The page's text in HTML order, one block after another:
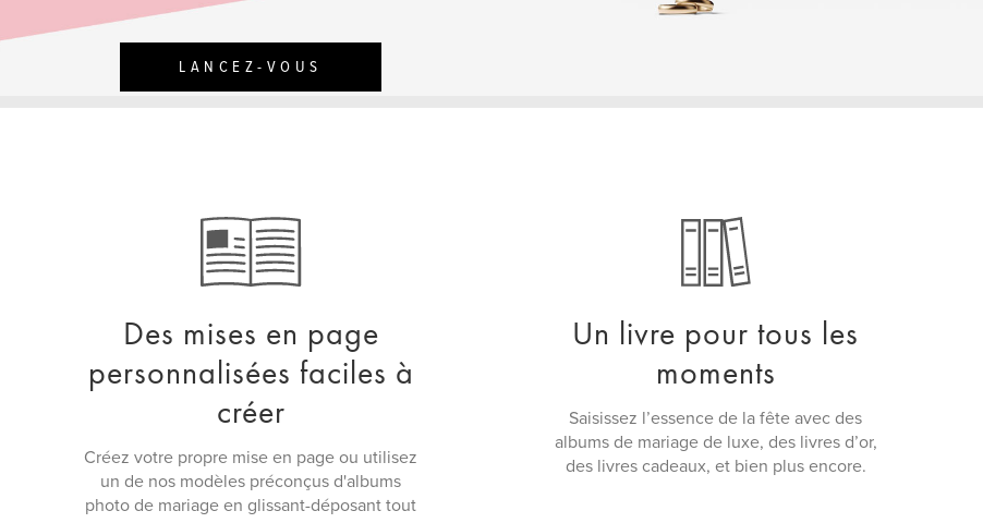
LANCEZ-VOUS
Des mises en page
personnalisées faciles à
créer
Créez votre propre mise en page ou utilisez
un de nos modèles préconçus d'albums
photo de mariage en glissant-déposant tout
Un livre pour tous les
moments
Saisissez l’essence de la fête avec des
albums de mariage de luxe, des livres d’or,
des livres cadeaux, et bien plus encore.